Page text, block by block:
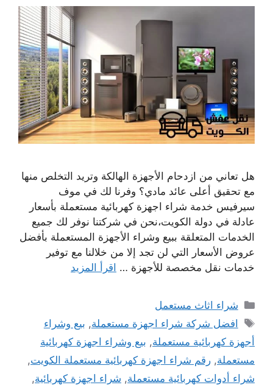
هل تعاني من ازدحام الأجهزة الهالكة وتريد التخلص منها
مع تحقيق أعلى عائد مادي؟ وفرنا لك في موف
سيرفيس خدمة شراء اجهزة كهربائية مستعملة بأسعار
عادلة في دولة الكويت،نحن في شركتنا نوفر لك جميع
الخدمات المتعلقة ببيع وشراء الأجهزة المستعملة بأفضل
عروض الأسعار التي لن تجد إلا من خلالنا مع توفير
خدمات نقل مخصصة للأجهزة … اقرأ المزيد
التصنيفات
شراء اثاث مستعمل
الوسوم
افضل شركة شراء اجهزة مستعملة, بيع وشراء
أجهزة كهربائية مستعملة, بيع وشراء اجهزة كهربائية
مستعملة, رقم شراء اجهزة كهربائية مستعملة الكويت,
شراء أدوات كهربائية مستعملة, شراء اجهزة كهربائية,